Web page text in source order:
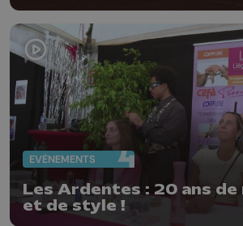
EVÈNEMENTS
Les Ardentes : 20 ans de
et de style !